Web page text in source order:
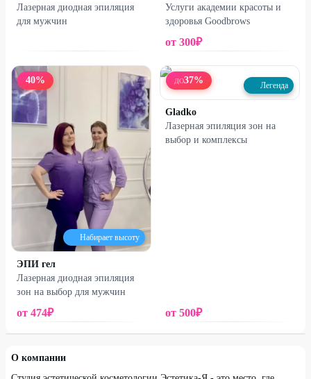
Лазерная диодная эпиляция
для мужчин
Услуги академии красоты и
здоровья Goodbrows
от 300₽
40%
Набирает высоту
ЭПИ гел
Лазерная диодная эпиляция
зон на выбор для мужчин
от 474₽
ДО37% Легенда
Gladko
Лазерная эпиляция зон на
выбор и комплексы
от 500₽
Белинского, д. 108
О компании